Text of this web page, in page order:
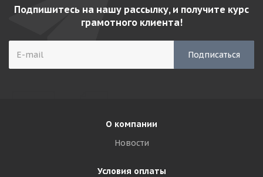
Подпишитесь на нашу рассылку, и получите курс
грамотного клиента!
О компании
Новости
Условия оплаты